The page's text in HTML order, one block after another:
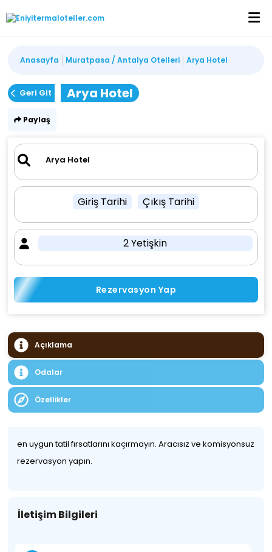
Anasayfa Muratpasa / Antalya Otelleri Arya Hotel
Geri Git Arya Hotel
Paylaş
Giriş Tarihi Çıkış Tarihi
2 Yetişkin
Rezervasyon Yap
Açıklama
Odalar
Özellikler
en uygun tatil fırsatlarını kaçırmayın. Aracısız ve komisyonsuz
rezervasyon yapın.
İletişim Bilgileri